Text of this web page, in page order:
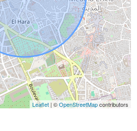
Leaflet | ©OpenStreetMapcontributors